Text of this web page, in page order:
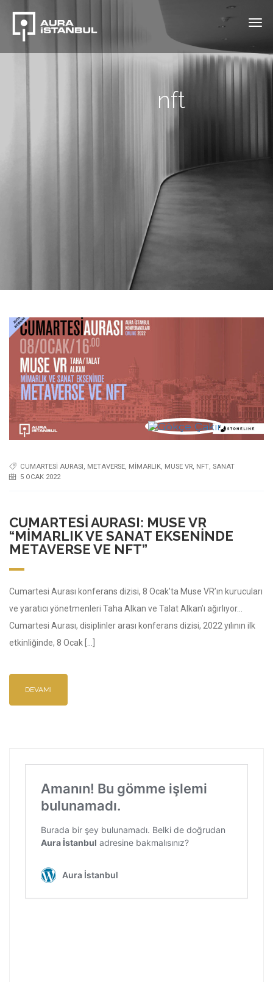
CUMARTESI AURASI METAVERSE MIMARLIK MUSE VR NFT SANAT
5 OCAK 2022
CUMARTESI AURASI: MUSE VR
“MIMARLIK VE SANAT EKSENINDE
METAVERSE VE NFT”
Cumartesi Aurası konferans dizisi, 8 Ocak’ta Muse VR’ın kurucuları
ve yaratıcı yönetmenleri Taha Alkan ve Talat Alkan’ı ağırlıyor…
Cumartesi Aurası, disiplinler arası konferans dizisi, 2022 yılının ilk
etkinliğinde, 8 Ocak […]
DEVAMI